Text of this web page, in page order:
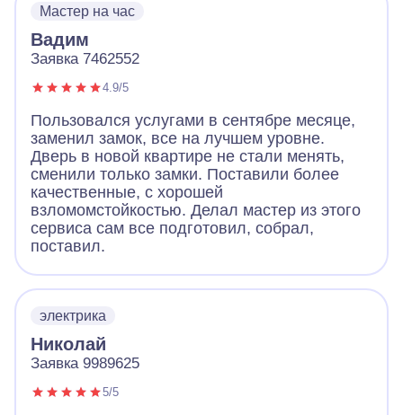
Мастер на час
Вадим
Заявка 7462552
4.9/5
Пользовался услугами в сентябре месяце,
заменил замок, все на лучшем уровне.
Дверь в новой квартире не стали менять,
сменили только замки. Поставили более
качественные, с хорошей
взломомстойкостью. Делал мастер из этого
сервиса сам все подготовил, собрал,
поставил.
электрика
Николай
Заявка 9989625
5/5